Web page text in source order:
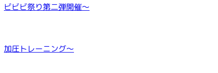
ビビビ祭り第二弾開催～
加圧トレーニング～